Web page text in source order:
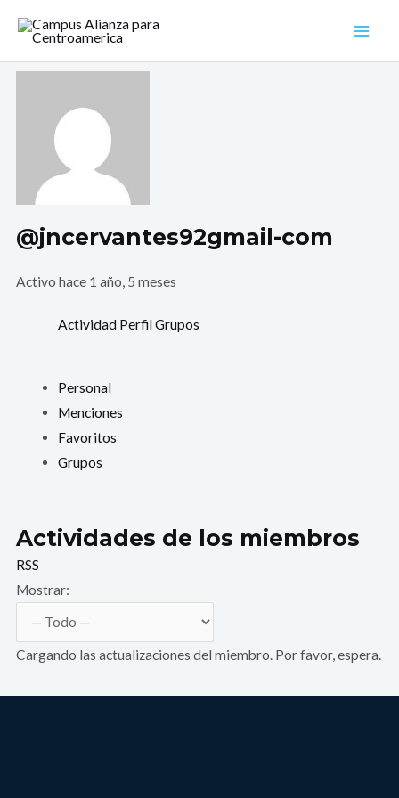
contenido
@jncervantes92gmail-com
Activo hace 1 año, 5 meses
Actividad PerfilGrupos
Personal
Menciones
Favoritos
Grupos
Actividades de los miembros
RSS
Mostrar:
Cargando las actualizaciones del miembro. Por favor, espera.